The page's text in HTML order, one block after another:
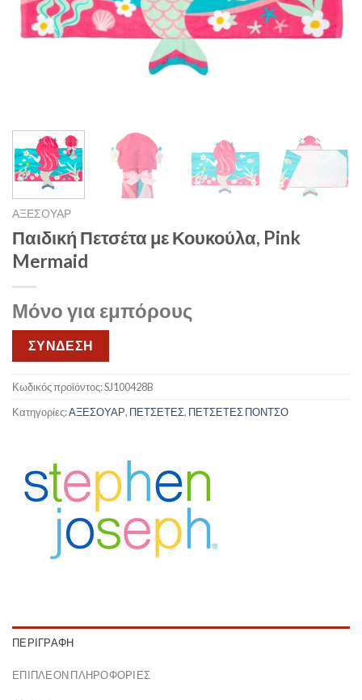
ΑΞΕΣΟΥΑΡ
Παιδική Πετσέτα με Κουκούλα, Pink
Mermaid
Μόνο για εμπόρους
ΣΥΝΔΕΣΗ
Κωδικός προϊόντος:SJ100428B
Κατηγορίες:ΑΞΕΣΟΥΑΡ, ΠΕΤΣΕΤΕΣ, ΠΕΤΣΕΤΕΣ ΠΟΝΤΣΟ
ΠΕΡΙΓΡΑΦΉ
ΕΠΙΠΛΈΟΝ ΠΛΗΡΟΦΟΡΊΕΣ